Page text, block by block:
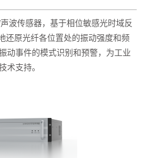
声波传感器，基于相位敏感光时域反
还原光纤各位置处的振动强度和频
动事件的模式识别和预警，为工业
术支持。